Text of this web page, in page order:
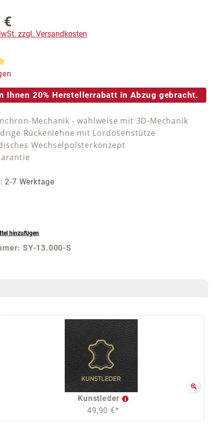
€
zzgl. Versandkosten
Bewertung von 5 von 5 Sternen
Ihnen 20% Herstellerrabatt in Abzug gebracht.
Mechanik - wahlweise mit 3D-Mechanik
Rückenlehne mit Lordosenstütze
Wechselpolsterkonzept
2-7 Werktage
hinzufügen
SY-13.000-S
Kunstleder
49,90 €*